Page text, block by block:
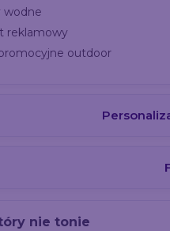
wodne
reklamowy
outdoor
nie tonie